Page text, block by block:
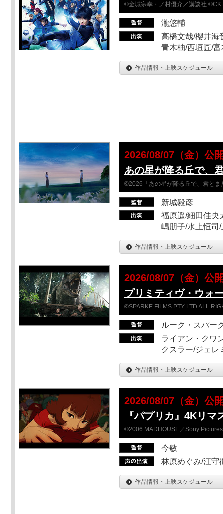
©金城宗幸・ノ村優介／講談社 ©CK
瀧悠輔
高橋文哉/櫻井海
青木柚/西垣匠/
作品情報・上映スケジュール
2026/08/07（金）公
あの星が降る丘で、
©2026「あの星が降る丘で、君とま
新城毅彦
福原遥/細田佳央
嶋朋子/水上恒司
作品情報・上映スケジュール
2026/08/07（金）公
プリミティヴ・ウォ
©SPARKE FILMS PTY LTD ALL
ルーク・スパー
ライアン・クワ
クスラー/ジェレ
作品情報・上映スケジュール
2026/08/07（金）公
『パプリカ』4Kリマ
©2006 MADHOUSE／Sony
今敏
林原めぐみ/江守
作品情報・上映スケジュール